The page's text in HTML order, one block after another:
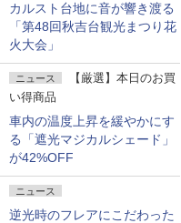
カルスト台地に音が響き渡る
「第48回秋吉台観光まつり花
火大会」
ニュース
【厳選】本日のお買
い得商品
車内の温度上昇を緩やかにす
る「遮光マジカルシェード」
が42%OFF
ニュース
逆光時のフレアにこだわった